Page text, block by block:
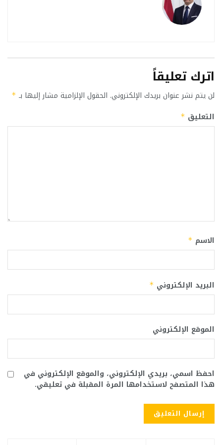
اترك تعليقاً
لن يتم نشر عنوان بريدك الإلكتروني. الحقول الإلزامية مشار إليها بـ *
التعليق *
الاسم *
البريد الإلكتروني *
الموقع الإلكتروني
احفظ اسمي، بريدي الإلكتروني، والموقع الإلكتروني في
هذا المتصفح لاستخدامها المرة المقبلة في تعليقي.